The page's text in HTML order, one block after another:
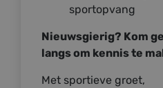
sportopvang
Nieuwsgierig? Kom
langs om kennis te
Met sportieve groet,